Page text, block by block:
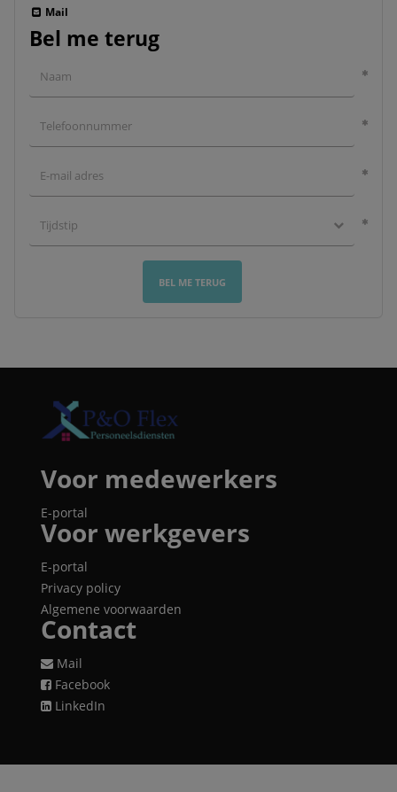
Mail
Bel me terug
BEL ME TERUG
Voor medewerkers
E-portal
Voor werkgevers
E-portal
Privacy policy
Algemene voorwaarden
Contact
Mail
Facebook
LinkedIn